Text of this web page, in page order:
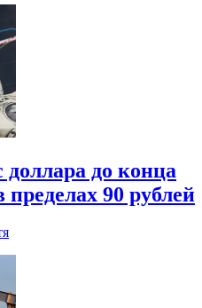
доллара до конца
пределах 90 рублей